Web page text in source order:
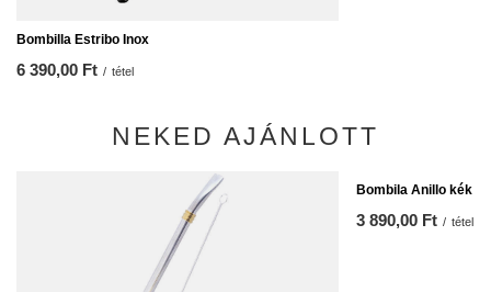
Bombilla Estribo Inox
6 390,00 Ft / tétel
NEKED AJÁNLOTT
Bombila Anillo kék +
3 890,00 Ft / tétel